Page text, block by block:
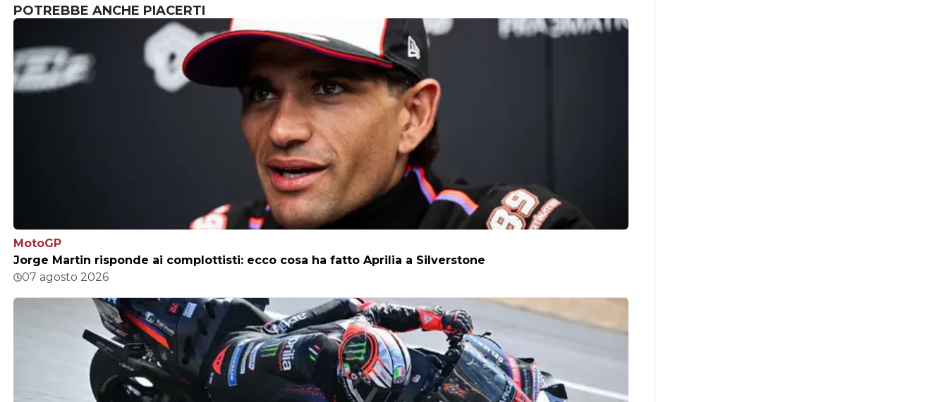
POTREBBE ANCHE PIACERTI
MotoGP
Jorge Martin risponde ai complottisti: ecco cosa ha fatto Aprilia a Silverstone
07 agosto 2026